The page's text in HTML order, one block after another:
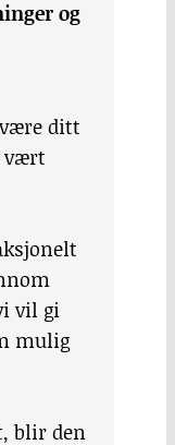
og
ditt
vært
vil gi
mulig
blir den